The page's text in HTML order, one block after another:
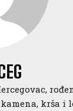
krša i